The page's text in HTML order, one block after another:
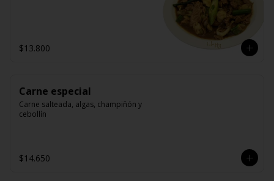
$13.800
Carne especial
Carne salteada, algas, champiñón y
cebollín
$14.650